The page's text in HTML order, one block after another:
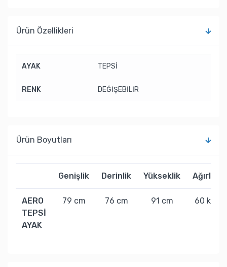
Ürün Özellikleri
AYAK TEPSİ
RENK DEĞİŞEBİLİR
Ürün Boyutları
Genişlik Derinlik Yükseklik Ağırlık
AERO
TEPSİ
AYAK
79 cm 76 cm 91 cm 60 kg